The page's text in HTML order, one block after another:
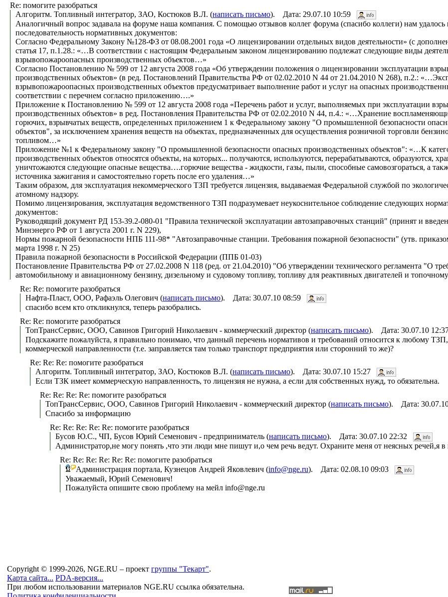
Re: помогите разобраться
Алгоритм. Топливный интегратор, ЗАО, Костюков В.Л. (написать письмо). Дата: 29.07.10 10:59
Аналогичный вопрос задавала на форуме наша компания. С помощью отзывов коллег форума (спасибо коллеги) нам удалось
последовательность нормативных документов:
Согласно Федеральному Закону №128-ФЗ от 08.08.2001 года «О лицензировании отдельных видов деятельности» (с
статья 17, п.1.28.: «…В соответствии с настоящим Федеральным законом лицензированию подлежат следующие виды
взрывопожароопасных производственных объектов…»
Согласно Постановлению № 599 от 12 августа 2008 года «Об утверждении положения о лицензировании эксплуатации
производственных объектов» (в ред. Постановлений Правительства РФ от 02.02.2010 N 44 от 21.04.2010 N 268), п.2.:
взрывопожароопасных производственных объектов предусматривает выполнение работ и услуг на опасных
соответствии с перечнем согласно приложению….»
Приложение к Постановлению № 599 от 12 августа 2008 года «Перечень работ и услуг, выполняемых при эксплуатации
производственных объектов» в ред. Постановления Правительства РФ от 02.02.2010 N 44, п.4.: «…Хранение
горючих, взрывчатых веществ, определенных приложением 1 к Федеральному закону "О промышленной безопасности
объектов", за исключением хранения веществ на объектах, предназначенных для осуществления розничной торговли
топливом…»
Приложение №1 к Федеральному закону "О промышленной безопасности опасных производственных объектов": «…К
производственных объектов относятся объекты, на которых... получаются, используются, перерабатываются, образуются,
уничтожаются следующие опасные вещества….горючие вещества - жидкости, газы, пыли, способные самовозгораться, а
источника зажигания и самостоятельно гореть после его удаления…»
Таким образом, для эксплуатация некоммерческого ТЗП требуется лицензия, выдаваемая Федеральной службой по
атомному надзору.
Помимо лицензирования, эксплуатация ведомственного ТЗП подразумевает неукоснительное соблюдение следующих
документов:
Руководящий документ РД 153-39.2-080-01 "Правила технической эксплуатации автозаправочных станций" (принят и
Минэнерго РФ от 1 августа 2001 г. N 229),
Нормы пожарной безопасности НПБ 111-98* "Автозаправочные станции. Требования пожарной безопасности" (утв.
марта 1998 г. N 25)
Правила пожарной безопасности в Российской Федерации (ППБ 01-03)
Постановление Правительства РФ от 27.02.2008 N 118 (ред. от 21.04.2010) "Об утверждении технического регламента "О
автомобильному и авиационному бензину, дизельному и судовому топливу, топливу для реактивных двигателей и
Re: Re: помогите разобраться
Нафта-Пласт, ООО, Рафаэль Олегович (написать письмо). Дата: 30.07.10 08:59
спасибо всем кто откликнулся, теперь разобрались.
Re: Re: помогите разобраться
ТопТрансСервис, ООО, Савинов Григорий Николаевич - коммерческий директор (написать письмо). Дата: 30.07.10
Подскажите пожалуйста, я правильно понимаю, что данный перечень нормативов и требований относится к любому ТЗП,
коммерческой направленности (т.е. заправляется там только транспорт предприятия или сторонний то же)?
Re: Re: Re: помогите разобраться
Алгоритм. Топливный интегратор, ЗАО, Костюков В.Л. (написать письмо). Дата: 30.07.10 15:27
Если ТЗК имеет коммерческую направленность, то лицензия не нужна, а если для собственных нужд, то обязательна.
Re: Re: Re: Re: помогите разобраться
ТопТрансСервис, ООО, Савинов Григорий Николаевич - коммерческий директор (написать письмо). Дата:
Спасибо за информацию
Re: Re: Re: Re: Re: помогите разобраться
Бусов Ю.С., ЧП, Бусов Юрий Семенович - предприниматель (написать письмо). Дата: 30.07.10 22:32
Администратор,не могу понять ,что эти люди мне пишут и,о чем речь ведут. Охраните меня от неясных речей,я
Re: Re: Re: Re: Re: Re: помогите разобраться
Администрация портала, Кузнецов Андрей Яковлевич (info@nge.ru). Дата: 02.08.10 09:03
Уважаемый, Юрий Семенович!
Пожалуйста опишите свою проблему на мейл info@nge.ru
Copyright © 1999-2026, NGE.RU – проект группы "Текарт".
Карта сайта... PDA-версия...
При любом использовании материалов NGE.RU ссылка обязательна.